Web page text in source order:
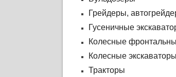
Грейдеры,
Гусеничные
Колесные
Колесные экскаваторы
Тракторы